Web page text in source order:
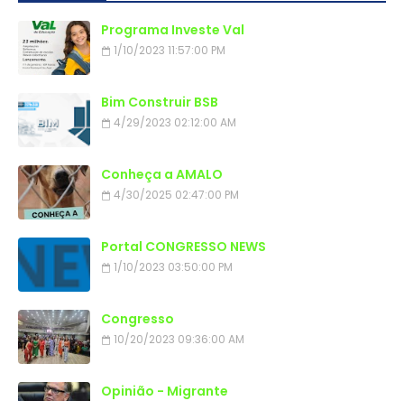
Programa Investe Val
1/10/2023 11:57:00 PM
Bim Construir BSB
4/29/2023 02:12:00 AM
Conheça a AMALO
4/30/2025 02:47:00 PM
Portal CONGRESSO NEWS
1/10/2023 03:50:00 PM
Congresso
10/20/2023 09:36:00 AM
Opinião - Migrante